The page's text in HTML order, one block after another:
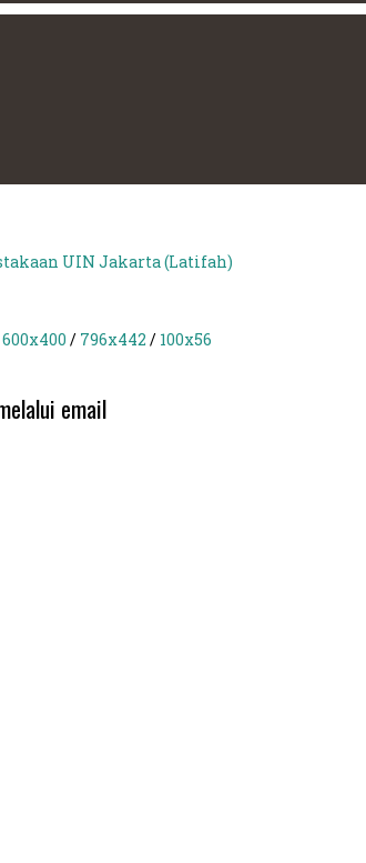
UIN Jakarta (Latifah)
600x400 / 796x442 / 100x56
email